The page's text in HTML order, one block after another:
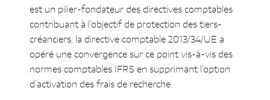
est un pilier-fondateur des directives comptables
contribuant à l’objectif de protection des tiers-
créanciers, la directive comptable 2013/34/UE a
opéré une convergence sur ce point vis-à-vis des
normes comptables IFRS en supprimant l’option
d’activation des frais de recherche.